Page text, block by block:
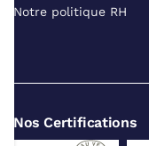
Notre politique RH
Nos Certifications